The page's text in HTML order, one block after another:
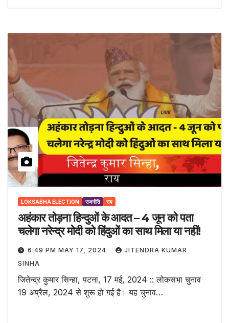
LOKSABHA ELECTION राजनीति राय
अहंकार तोड़ना हिन्दुओं के आदत – 4 जून को पता
चलेगा नरेन्द्र मोदी को हिंदुओं का साथ मिला या नहीं!
6:49 PM MAY 17, 2024
JITENDRA KUMAR
SINHA
जितेन्द्र कुमार सिन्हा, पटना, 17 मई, 2024 :: लोकसभा चुनाव
19 अप्रैल, 2024 से शुरू हो गई है। यह चुनाव…